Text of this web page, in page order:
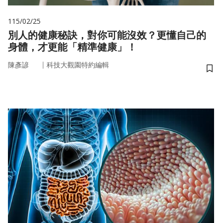
115/02/25
別人的健康秘訣，對你可能沒效？更懂自己的
身體，才更能「精準健康」！
陳彥諺 ｜ 科技大觀園特約編輯
儲